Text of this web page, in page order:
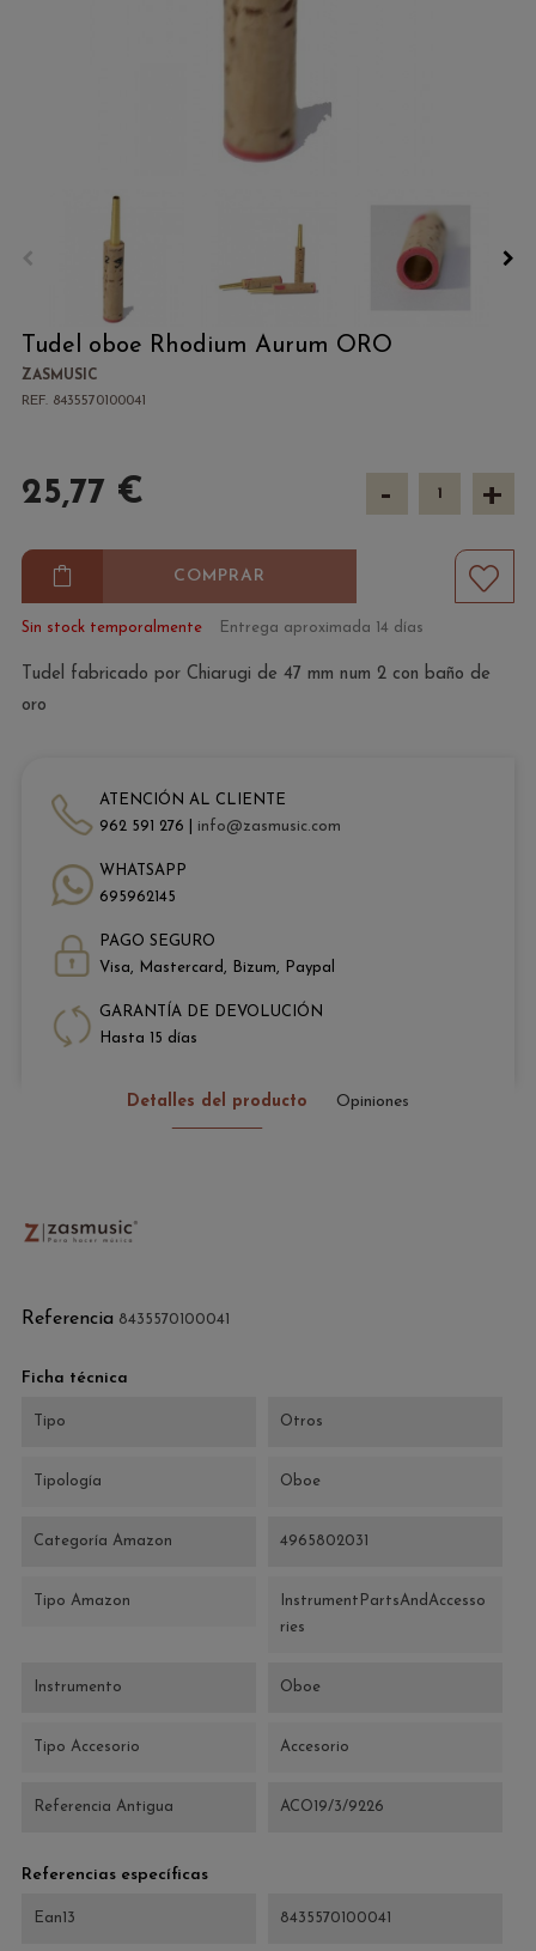
Tudel oboe Rhodium Aurum ORO
ZASMUSIC
REF. 8435570100041
25,77 € - +
COMPRAR
Sin stock temporalmente Entrega aproximada 14 días
Tudel fabricado por Chiarugi de 47 mm num 2 con baño de
oro
ATENCIÓN AL CLIENTE
962 591 276 | info@zasmusic.com
WHATSAPP
695962145
PAGO SEGURO
Visa, Mastercard, Bizum, Paypal
GARANTÍA DE DEVOLUCIÓN
Hasta 15 días
Detalles del producto Opiniones
Referencia 8435570100041
Ficha técnica
Tipo Otros
Tipología Oboe
Categoría Amazon 4965802031
Tipo Amazon
InstrumentPartsAndAccesso
ries
Instrumento Oboe
Tipo Accesorio Accesorio
Referencia Antigua ACO19/3/9226
Referencias específicas
Ean13 8435570100041